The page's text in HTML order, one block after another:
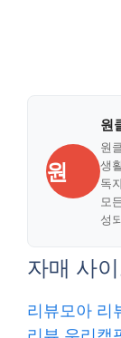
원
원
원
생
독
모
성
자매 사
리뷰모아 리